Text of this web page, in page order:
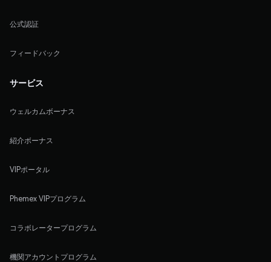
公式認証
フィードバック
サービス
ウェルカムボーナス
紹介ボーナス
VIPポータル
Phemex VIPプログラム
コラボレータープログラム
機関アカウントプログラム